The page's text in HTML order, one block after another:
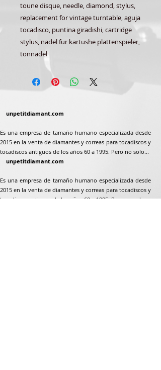
toune disque, needle, diamond, stylus,
replacement for vintage turntable, aguja
tocadisco, puntina giradishi, cartridge
stylus, nadel fur kartushe plattenspieler,
tonnadel
unpetitdiamant.com
Es una empresa de tamaño humano especializada desde
2015 en la venta de diamantes y correas para tocadiscos y
tocadiscos antiguos de los años 60 a 1995. Pero no solo...
unpetitdiamant.com
Es una empresa de tamaño humano especializada desde
2015 en la venta de diamantes y correas para tocadiscos y
tocadiscos antiguos de los años 60 a 1995. Pero no solo...